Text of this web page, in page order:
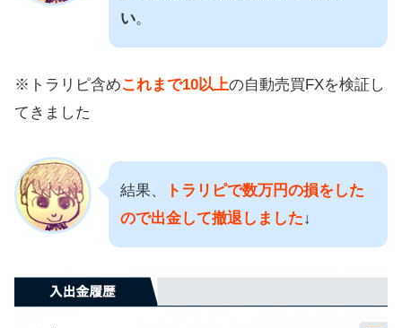
い。
※トラリピ含めこれまで10以上の自動売買FXを検証し
てきました
結果、
トラリピで数万円の損をした
ので出金して撤退しました↓